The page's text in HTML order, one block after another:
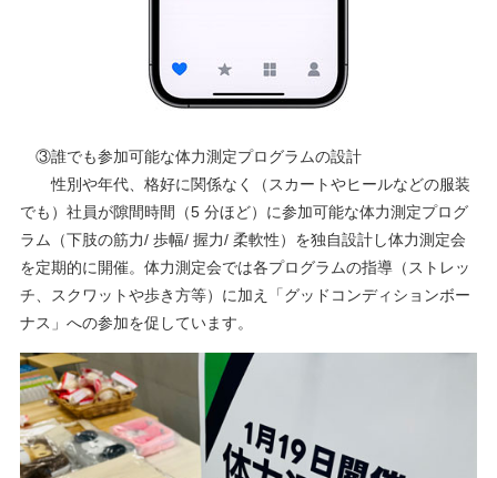
③誰でも参加可能な体力測定プログラムの設計
性別や年代、格好に関係なく（スカートやヒールなどの服装
でも）社員が隙間時間（5 分ほど）に参加可能な体力測定プログ
ラム（下肢の筋力/ 歩幅/ 握力/ 柔軟性）を独自設計し体力測定会
を定期的に開催。体力測定会では各プログラムの指導（ストレッ
チ、スクワットや歩き方等）に加え「グッドコンディションボー
ナス」への参加を促しています。